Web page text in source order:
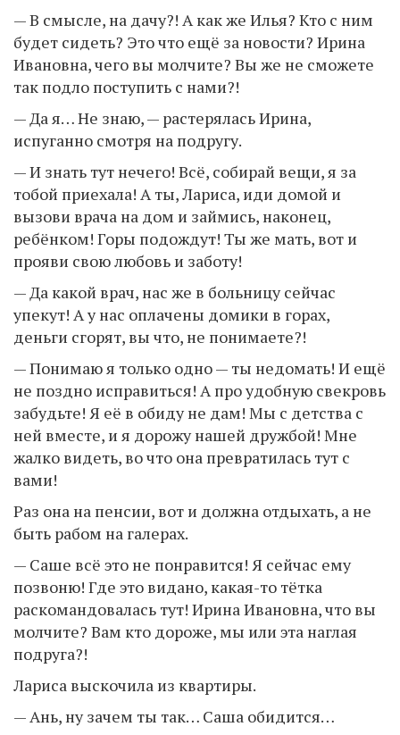
— В смысле, на дачу?! А как же Илья? Кто с ним
будет сидеть? Это что ещё за новости? Ирина
Ивановна, чего вы молчите? Вы же не сможете
так подло поступить с нами?!
— Да я… Не знаю, — растерялась Ирина,
испуганно смотря на подругу.
— И знать тут нечего! Всё, собирай вещи, я за
тобой приехала! А ты, Лариса, иди домой и
вызови врача на дом и займись, наконец,
ребёнком! Горы подождут! Ты же мать, вот и
прояви свою любовь и заботу!
— Да какой врач, нас же в больницу сейчас
упекут! А у нас оплачены домики в горах,
деньги сгорят, вы что, не понимаете?!
— Понимаю я только одно — ты недомать! И ещё
не поздно исправиться! А про удобную свекровь
забудьте! Я её в обиду не дам! Мы с детства с
ней вместе, и я дорожу нашей дружбой! Мне
жалко видеть, во что она превратилась тут с
вами!
Раз она на пенсии, вот и должна отдыхать, а не
быть рабом на галерах.
— Саше всё это не понравится! Я сейчас ему
позвоню! Где это видано, какая-то тётка
раскомандовалась тут! Ирина Ивановна, что вы
молчите? Вам кто дороже, мы или эта наглая
подруга?!
Лариса выскочила из квартиры.
— Ань, ну зачем ты так… Саша обидится…